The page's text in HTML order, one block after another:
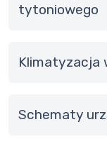
tytoniowego
Schematy